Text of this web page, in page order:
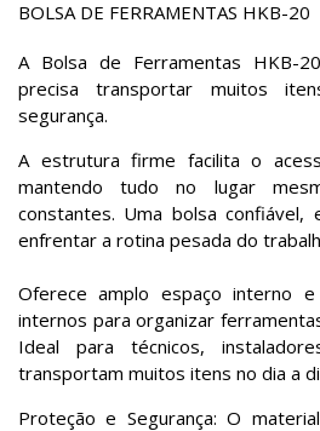
BOLSA DE FERRAMENTAS HKB-20
A Bolsa de Ferramentas HKB-
precisa transportar muitos
segurança.
A estrutura firme facilita o
mantendo tudo no lugar
constantes. Uma bolsa confiável,
enfrentar a rotina pesada do
Oferece amplo espaço interno
internos para organizar
Ideal para técnicos,
transportam muitos itens no dia a
Proteção e Segurança: O